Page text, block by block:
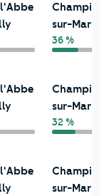
l'Abbe
sur-Marne
36 %
l'Abbe
sur-Marne
32 %
l'Abbe
sur-Marne